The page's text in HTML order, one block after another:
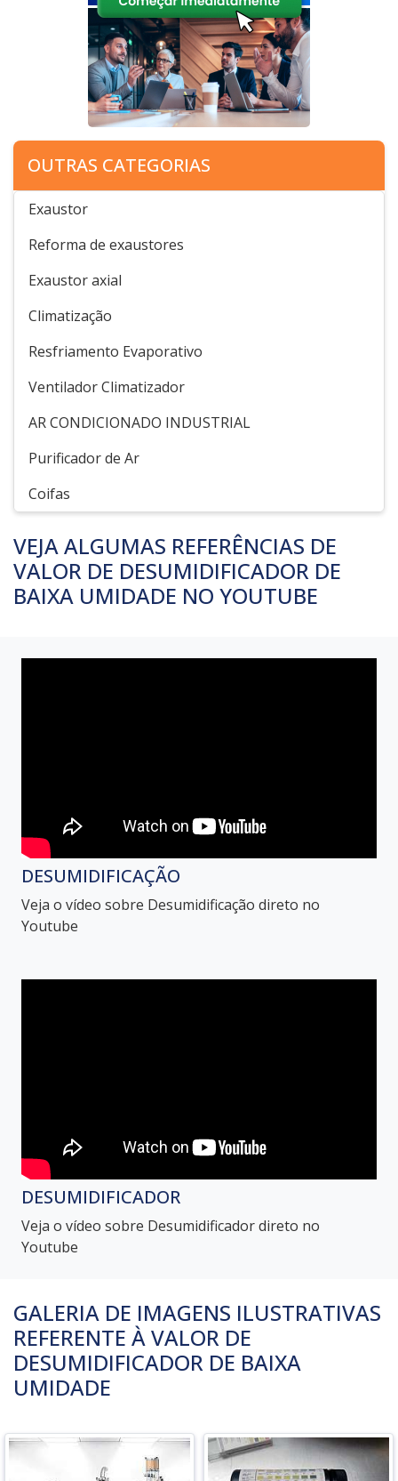
OUTRAS CATEGORIAS
Exaustor
Reforma de exaustores
Exaustor axial
Climatização
Resfriamento Evaporativo
Ventilador Climatizador
AR CONDICIONADO INDUSTRIAL
Purificador de Ar
Coifas
VEJA ALGUMAS REFERÊNCIAS DE
VALOR DE DESUMIDIFICADOR DE
BAIXA UMIDADE NO YOUTUBE
DESUMIDIFICAÇÃO
Veja o vídeo sobre Desumidificação direto no
Youtube
DESUMIDIFICADOR
Veja o vídeo sobre Desumidificador direto no
Youtube
GALERIA DE IMAGENS ILUSTRATIVAS
REFERENTE À VALOR DE
DESUMIDIFICADOR DE BAIXA
UMIDADE